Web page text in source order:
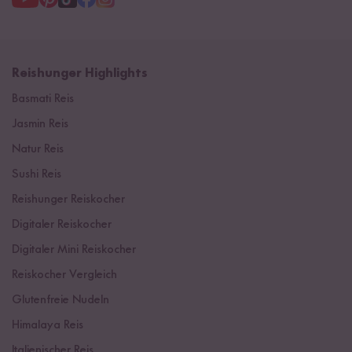
Reishunger Highlights
Basmati Reis
Jasmin Reis
Natur Reis
Sushi Reis
Reishunger Reiskocher
Digitaler Reiskocher
Digitaler Mini Reiskocher
Reiskocher Vergleich
Glutenfreie Nudeln
Himalaya Reis